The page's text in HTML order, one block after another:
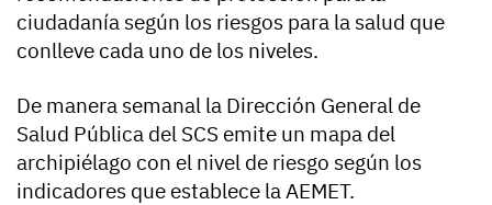
ciudadanía según los riesgos para la salud que
conlleve cada uno de los niveles.
De manera semanal la Dirección General de
Salud Pública del SCS emite un mapa del
archipiélago con el nivel de riesgo según los
indicadores que establece la AEMET.